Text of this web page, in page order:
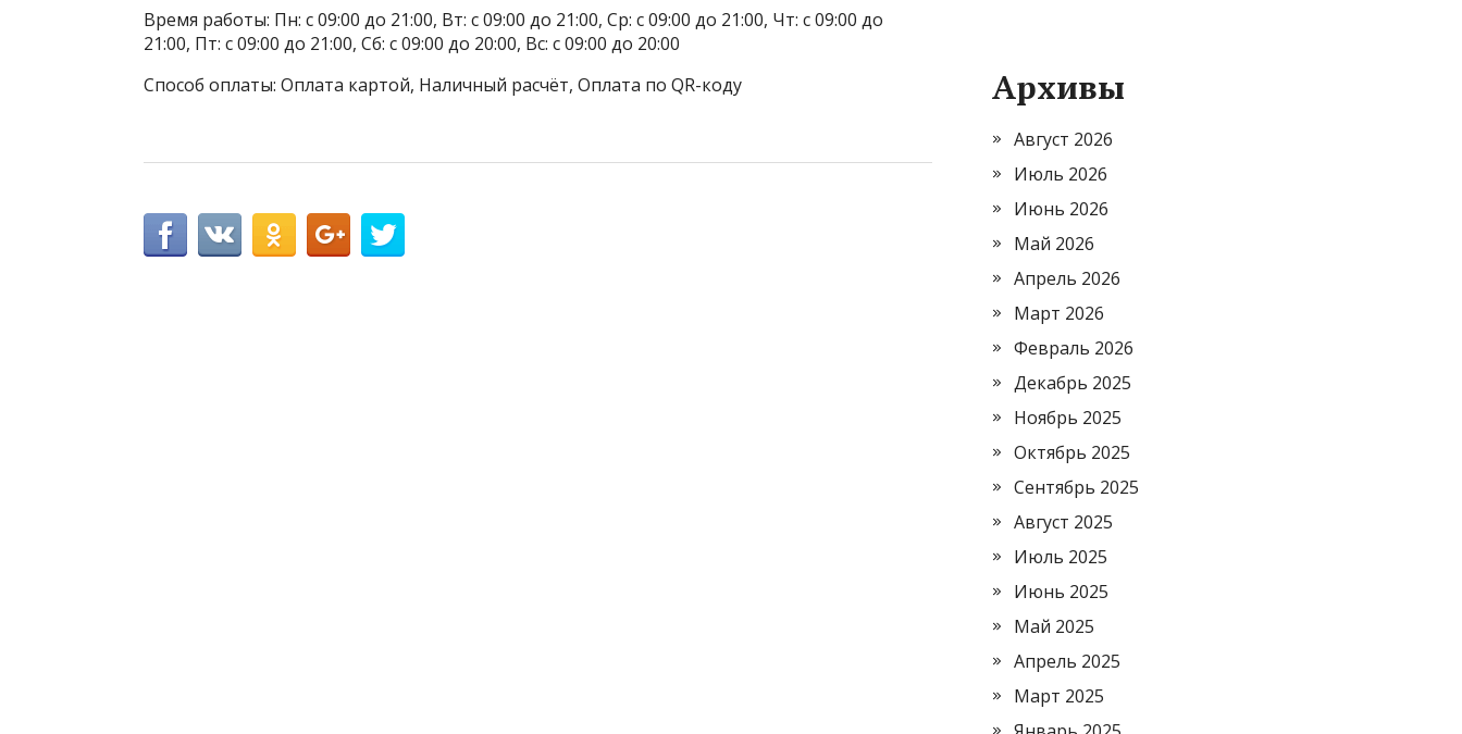
Время работы: Пн: с 09:00 до 21:00, Вт: с 09:00 до 21:00, Ср: с 09:00 до 21:00, Чт: с 09:00 до
21:00, Пт: с 09:00 до 21:00, Сб: с 09:00 до 20:00, Вс: с 09:00 до 20:00
Способ оплаты: Оплата картой, Наличный расчёт, Оплата по QR-коду
Архивы
Август 2026
Июль 2026
Июнь 2026
Май 2026
Апрель 2026
Март 2026
Февраль 2026
Декабрь 2025
Ноябрь 2025
Октябрь 2025
Сентябрь 2025
Август 2025
Июль 2025
Июнь 2025
Май 2025
Апрель 2025
Март 2025